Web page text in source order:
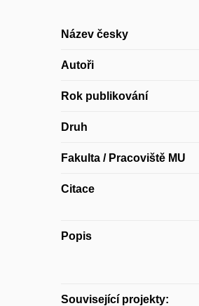
Název česky
Autoři
Rok publikování
Druh
Fakulta / Pracoviště MU
Citace
Popis
Související projekty: